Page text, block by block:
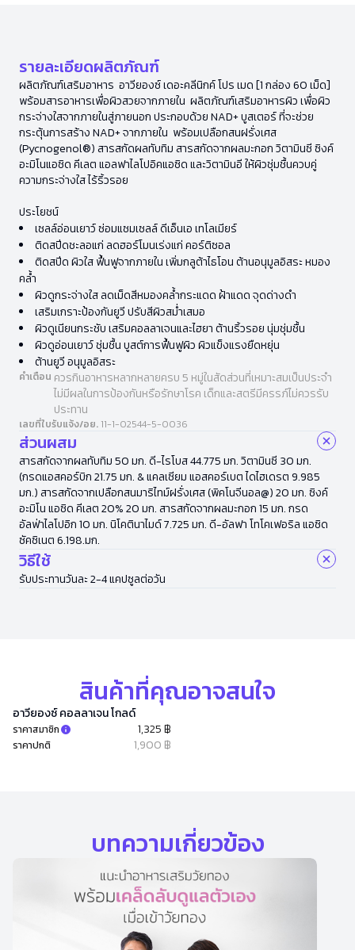
รายละเอียดผลิตภัณฑ์
ผลิตภัณฑ์เสริมอาหาร อาวียองซ์ เดอะคลีนิกค์ โปร เมด [1 กล่อง 60 เม็ด]
พร้อมสารอาหารเพื่อผิวสวยจากภายใน ผลิตภัณฑ์เสริมอาหารผิว เพื่อผิว
กระจ่างใสจากภายในสู่ภายนอก ประกอบด้วย NAD+ บูสเตอร์ ที่จะช่วย
กระตุ้นการสร้าง NAD+ จากภายใน พร้อมเปลือกสนฝรั่งเศส
(Pycnogenol®) สารสกัดผลทับทิม สารสกัดจากผลมะกอก วิตามินซี ซิงค์
อะมิโนแอซิด คีเลต แอลฟาไลโปอิคแอซิด และวิตามินอี ให้ผิวชุ่มชื้นควบคู่
ความกระจ่างใส ไร้ริ้วรอย
ประโยชน์
เซลล์อ่อนเยาว์ ซ่อมแซมเซลล์ ดีเอ็นเอ เทโลเมียร์
ติดสปีดชะลอแก่ ลดฮอร์โมนเร่งแก่ คอร์ติซอล
ติดสปีด ผิวใส ฟื้นฟูจากภายใน เพิ่มกลูต้าไธโอน ต้านอนุมูลอิสระ หมอง
คล้ำ
ผิวดูกระจ่างใส ลดเม็ดสีหมองคล้ำกระแดด ฝ้าแดด จุดด่างดำ
เสริมเกราะป้องกันยูวี ปรับสีผิวสม่ำเสมอ
ผิวดูเนียนกระชับ เสริมคอลลาเจนและไฮยา ต้านริ้วรอย นุ่มชุ่มชื้น
ผิวดูอ่อนเยาว์ ชุ่มชื้น บูสต์การฟื้นฟูผิว ผิวแข็งแรงยืดหยุ่น
ต้านยูวี อนุมูลอิสระ
คำเตือน ควรกินอาหารหลากหลายครบ 5 หมู่ในสัดส่วนที่เหมาะสมเป็นประจำ
ไม่มีผลในการป้องกันหรือรักษาโรค เด็กและสตรีมีครรภ์ไม่ควรรับ
ประทาน
เลขที่ใบรับแจ้ง/อย. 11-1-02544-5-0036
ส่วนผสม
สารสกัดจากผลทับทิม 50 มก. ดี-ไรโบส 44.775 มก. วิตามินซี 30 มก.
(กรดแอสคอร์บิก 21.75 มก. & แคลเซียม แอสคอร์เบต ไดไฮเดรต 9.985
มก.) สารสกัดจากเปลือกสนมาริไทม์ฝรั่งเศส (พิคโนจีนอล@) 20 มก. ซิงค์
อะมิโน แอซิด คีเลต 20% 20 มก. สารสกัดจากผลมะกอก 15 มก. กรด
อัลฟ่าไลโปอิก 10 มก. นิโคตินาไมด์ 7.725 มก. ดี-อัลฟา โทโคเฟอริล แอซิด
ซัคซิเนต 6.198.มก.
วิธีใช้
รับประทานวันละ 2-4 แคปซูลต่อวัน
สินค้าที่คุณอาจสนใจ
อาวียองซ์ คอลลาเจน โกลด์
ราคาสมาชิก 1,325 ฿
ราคาปกติ 1,900 ฿
บทความเกี่ยวข้อง